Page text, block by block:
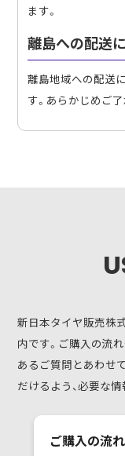
ます。
離島への配送
離島地域への配送
す。あらかじめご了
新日本タイヤ販売株
内です。ご購入の流れ
あるご質問とあわせ
だけるよう、必要な
ご購入の流れ